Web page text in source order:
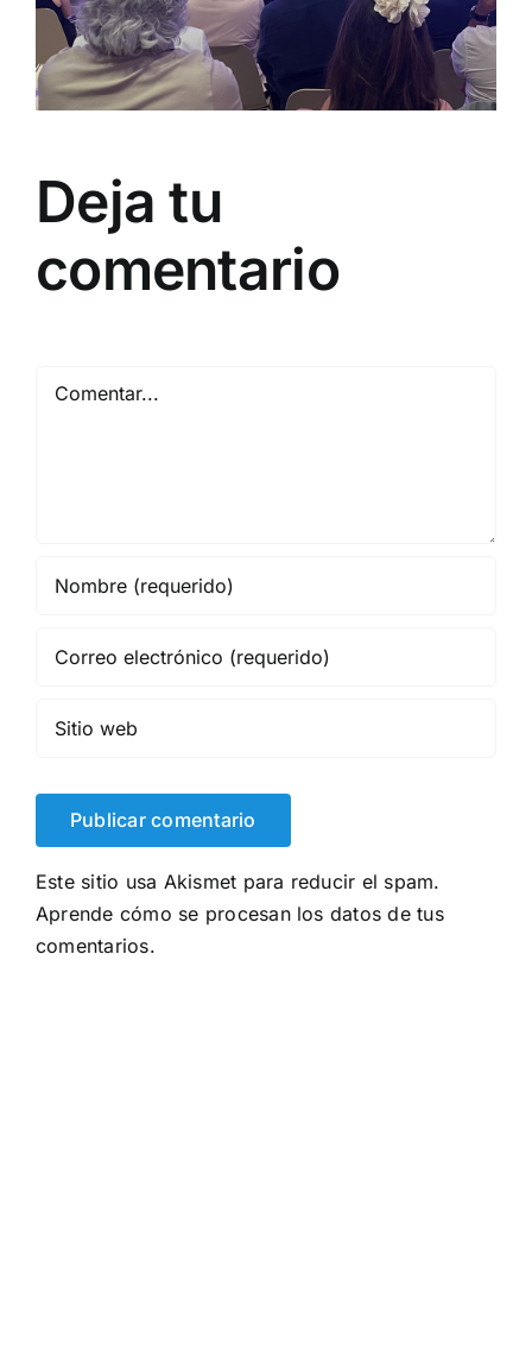
Deja tu
comentario
Este sitio usa Akismet para reducir el spam.
Aprende cómo se procesan los datos de tus
comentarios.